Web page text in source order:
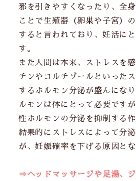
邪を引きやすくなったり、全
ことで生殖器（卵巣や子宮）
すると言われており、妊活に
す。
また人間は本来、ストレスを
チンやコルチゾールといった
するホルモン分泌が盛んにな
ルモンは体にとって必要です
性ホルモンの分泌を抑制する作
結果的にストレスによって分
が、妊娠確率を下げる原因とな
⇒ヘッドマッサージや足湯、